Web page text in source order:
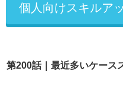
個人向けスキルア
第200話｜最近多いケース